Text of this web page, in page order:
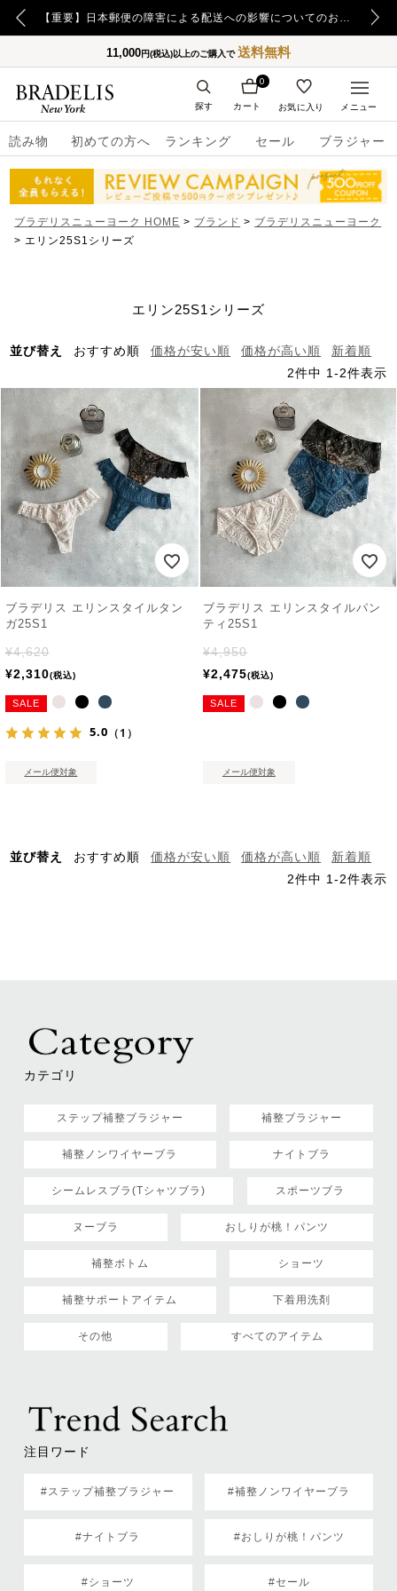
【重要】日本郵便の障害による配送への影響についてのお詫び
11,000円(税込)以上のご購入で送料無料
読み物 初めての方へ ランキング セール ブラジャー
カート
0
お気に入り
探す メニュー
ブラデリスニューヨーク HOME ブランド
ブラデリスニューヨーク
エリン25S1シリーズ
エリン25S1シリーズ
並び替え おすすめ順 価格が安い順 価格が高い順
新着順
2件中 1 -2件表示
ブラデリス エリンスタイルタン
ガ25S1
¥4,620
¥2,310 税込
SALE
5.0 （1）
メール便対象
ブラデリス エリンスタイルパン
ティ25S1
¥4,950
¥2,475 税込
SALE
メール便対象
並び替え おすすめ順 価格が安い順 価格が高い順
新着順
2件中 1-2件表示
カテゴリ
ステップ補整ブラジャー 補整ブラジャー
補整ノンワイヤーブラ ナイトブラ
シームレスブラ(Tシャツブラ) スポーツブラ
ヌーブラ おしりが桃！パンツ
補整ボトム ショーツ
補整サポートアイテム 下着用洗剤
その他 すべてのアイテム
注目ワード
#ステップ補整ブラジャー #補整ノンワイヤーブラ
#ナイトブラ #おしりが桃！パンツ
#ショーツ #セール